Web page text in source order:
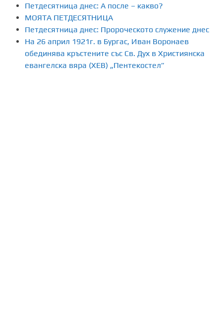
Петдесятница днес: А после – какво?
МОЯТА ПЕТДЕСЯТНИЦА
Петдесятница днес: Пророческото служение днес
На 26 април 1921г. в Бургас, Иван Воронаев
обединява кръстените със Св. Дух в Християнска
евангелска вяра (ХЕВ) „Пентекостел”